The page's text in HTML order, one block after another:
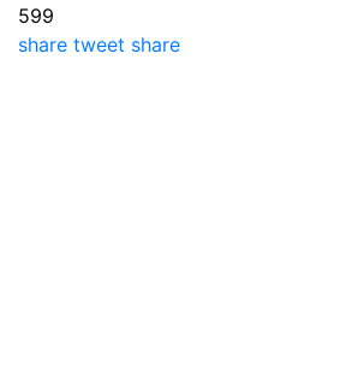
599
share tweet share